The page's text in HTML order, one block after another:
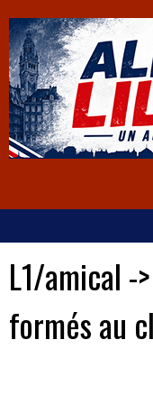
L1/amical -
formés au